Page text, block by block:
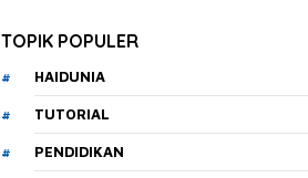
TOPIK POPULER
HAIDUNIA
TUTORIAL
PENDIDIKAN